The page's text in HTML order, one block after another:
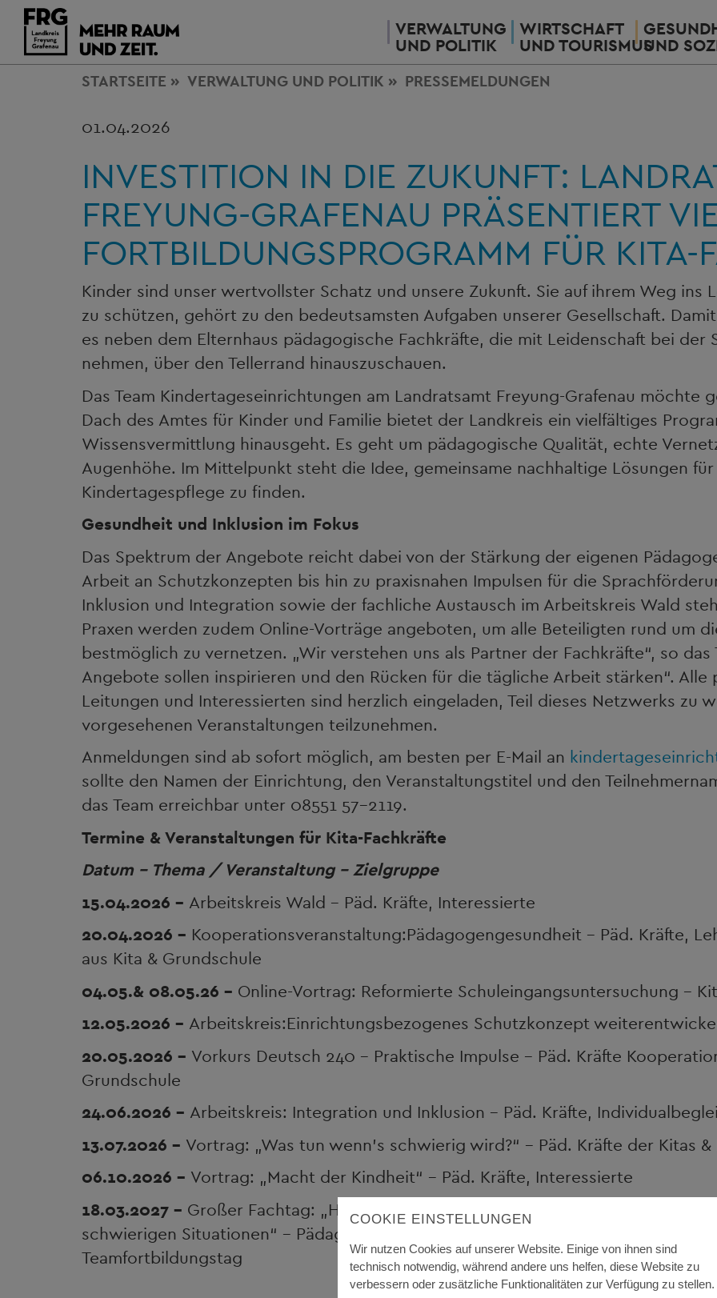
VERWALTUNG
UND POLITIK
WIRTSCHAFT
UND TOURISMUSUND
STARTSEITE VERWALTUNG UND POLITIK PRESSEMELDUNGEN
01.04.2026
INVESTITION IN DIE ZUKUNFT:
FREYUNG-GRAFENAU PRÄSENTIERT
FORTBILDUNGSPROGRAMM FÜR KITA-
Kinder sind unser wertvollster Schatz und unsere Zukunft. Sie auf ihrem Weg ins
zu schützen, gehört zu den bedeutsamsten Aufgaben unserer Gesellschaft.
es neben dem Elternhaus pädagogische Fachkräfte, die mit Leidenschaft bei der
nehmen, über den Tellerrand hinauszuschauen.
Das Team Kindertageseinrichtungen am Landratsamt Freyung-Grafenau möchte
Dach des Amtes für Kinder und Familie bietet der Landkreis ein vielfältiges
Wissensvermittlung hinausgeht. Es geht um pädagogische Qualität, echte
Augenhöhe. Im Mittelpunkt steht die Idee, gemeinsame nachhaltige Lösungen
Kindertagespflege zu finden.
Gesundheit und Inklusion im Fokus
Das Spektrum der Angebote reicht dabei von der Stärkung der eigenen
Arbeit an Schutzkonzepten bis hin zu praxisnahen Impulsen für die
Inklusion und Integration sowie der fachliche Austausch im Arbeitskreis Wald
Praxen werden zudem Online-Vorträge angeboten, um alle Beteiligten rund um
bestmöglich zu vernetzen. „Wir verstehen uns als Partner der Fachkräfte“, so das
Angebote sollen inspirieren und den Rücken für die tägliche Arbeit stärken“. Alle
Leitungen und Interessierten sind herzlich eingeladen, Teil dieses Netzwerks zu
vorgesehenen Veranstaltungen teilzunehmen.
Anmeldungen sind ab sofort möglich, am besten per E-Mail an
sollte den Namen der Einrichtung, den Veranstaltungstitel und den
das Team erreichbar unter 08551 57-2119.
Termine & Veranstaltungen für Kita-Fachkräfte
Datum - Thema / Veranstaltung - Zielgruppe
15.04.2026 - Arbeitskreis Wald - Päd. Kräfte, Interessierte
20.04.2026 - Kooperationsveranstaltung:Pädagogengesundheit - Päd. Kräfte,
aus Kita & Grundschule
04.05.& 08.05.26 - Online-Vortrag: Reformierte Schuleingangsuntersuchung -
12.05.2026 - Arbeitskreis:Einrichtungsbezogenes Schutzkonzept
20.05.2026 - Vorkurs Deutsch 240 – Praktische Impulse - Päd. Kräfte
Grundschule
24.06.2026 - Arbeitskreis: Integration und Inklusion - Päd. Kräfte,
13.07.2026 - Vortrag: „Was tun wenn’s schwierig wird?“ - Päd. Kräfte der Kitas
06.10.2026 - Vortrag: „Macht der Kindheit“ - Päd. Kräfte, Interessierte
18.03.2027 - Großer Fachtag: „Herausfordernde Verhaltensauffälligkeiten –
schwierigen Situationen“ - Pädagogische Kräfte, Kita-Leitungen,
Teamfortbildungstag
COOKIE EINSTELLUNGEN
Wir nutzen Cookies auf unserer Website. Einige von ihnen sind
technisch notwendig, während andere uns helfen, diese Website zu
verbessern oder zusätzliche Funktionalitäten zur Verfügung zu stellen.